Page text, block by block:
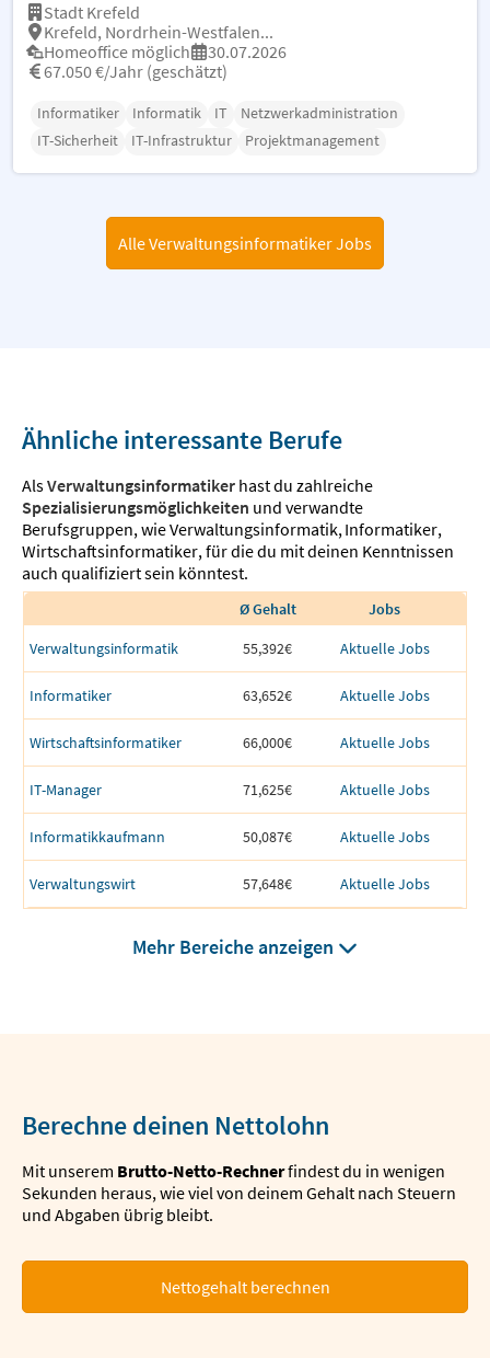
Stadt Krefeld
Krefeld, Nordrhein-Westfalen...
Homeoffice möglich
30.07.2026
67.050 €/Jahr (geschätzt)
Informatiker Informatik IT
Netzwerkadministration
IT-Sicherheit
IT-Infrastruktur Projektmanagement
Alle Verwaltungsinformatiker Jobs
Ähnliche interessante Berufe
AlsVerwaltungsinformatiker hast du zahlreiche
Spezialisierungsmöglichkeiten und verwandte
Berufsgruppen, wieVerwaltungsinformatik,Informatiker,
Wirtschaftsinformatiker,für die du mit deinen Kenntnissen
auch qualifiziert sein könntest.
Ø Gehalt
Jobs
Verwaltungsinformatik
55,392€ Aktuelle Jobs
Informatiker 63,652€ Aktuelle Jobs
Wirtschaftsinformatiker 66,000€ Aktuelle Jobs
IT-Manager 71,625€ Aktuelle Jobs
Informatikkaufmann 50,087€ Aktuelle Jobs
Verwaltungswirt 57,648€ Aktuelle Jobs
Mehr Bereiche anzeigen
Berechne deinen Nettolohn
Mit unserem Brutto-Netto-Rechnerfindest du in wenigen
Sekunden heraus, wie viel von deinem Gehalt nach Steuern
und Abgaben übrig bleibt.
Nettogehalt berechnen